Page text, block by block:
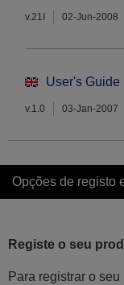
v.21I 02-Jun-2008
User's Guide
v.1.0 03-Jan-2007
Opções de registo
Registe o seu
Para registrar o